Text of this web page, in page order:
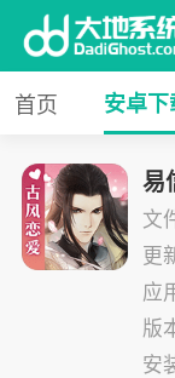
首页 安卓下
易
文
更
应
版
安